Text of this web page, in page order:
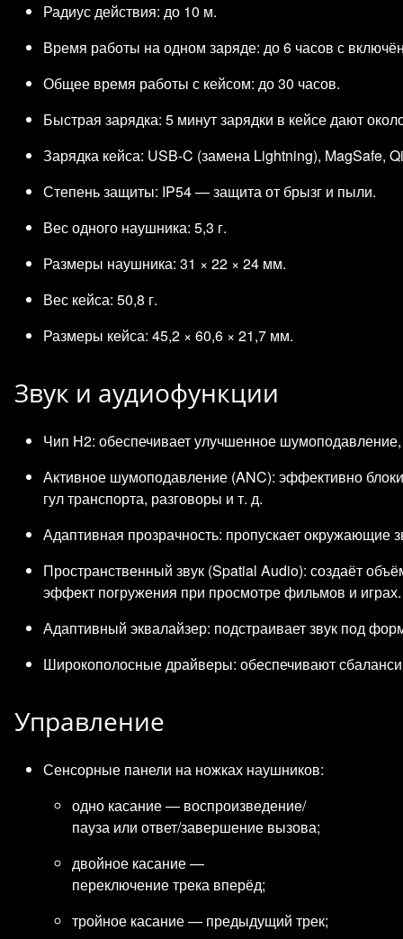
Радиус действия: до 10 м.
Время работы на одном заряде: до 6 часов с
Общее время работы с кейсом: до 30 часов.
Быстрая зарядка: 5 минут зарядки в кейсе дают
Зарядка кейса: USB‑C (замена Lightning), MagSafe,
Степень защиты: IP54 — защита от брызг и пыли.
Вес одного наушника: 5,3 г.
Размеры наушника: 31 × 22 × 24 мм.
Вес кейса: 50,8 г.
Размеры кейса: 45,2 × 60,6 × 21,7 мм.
Звук и аудиофункции
Чип H2: обеспечивает улучшенное
Активное шумоподавление (ANC): эффективно
гул транспорта, разговоры и т. д.
Адаптивная прозрачность: пропускает окружающие
Пространственный звук (Spatial Audio): создаёт
эффект погружения при просмотре фильмов и играх.
Адаптивный эквалайзер: подстраивает звук под
Широкополосные драйверы: обеспечивают
Управление
Сенсорные панели на ножках наушников:
одно касание — воспроизведение/
пауза или ответ/завершение вызова;
двойное касание —
переключение трека вперёд;
тройное касание — предыдущий трек;